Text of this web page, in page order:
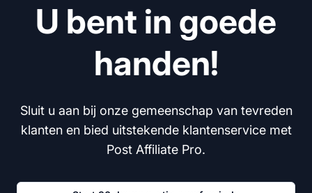
U bent in goede
handen!
Sluit u aan bij onze gemeenschap van tevreden
klanten en bied uitstekende klantenservice met
Post Affiliate Pro.